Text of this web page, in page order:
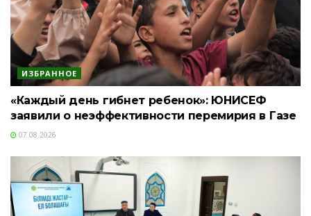
ИЗБРАННОЕ
«Каждый день гибнет ребенок»: ЮНИСЕФ
заявили о неэффективности перемирия в Газе
07.08.2026